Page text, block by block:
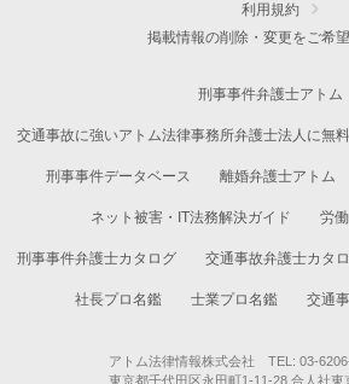
利用規約
掲載情報の削除・変更をご希
刑事事件弁護士アトム
交通事故に強いアトム法律事務所弁護士法人に無
刑事事件データベース 離婚弁護士アトム
ネット被害・IT法務解決ガイド 労
刑事事件弁護士カタログ 交通事故弁護士カタ
社長プロ名鑑 士業プロ名鑑 交通
アトム法律情報株式会社 TEL: 03-
東京都千代田区永田町1-11-28 合人社東